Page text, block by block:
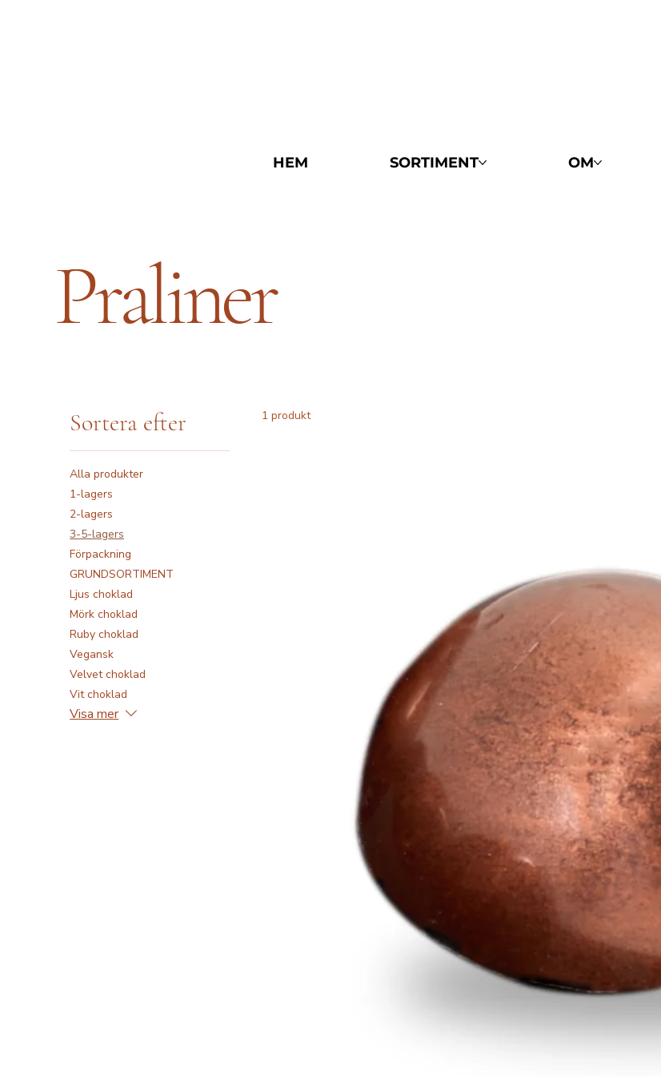
HEM SORTIMENT OM
Praliner
Sortera efter
Alla produkter
1-lagers
2-lagers
3-5-lagers
Förpackning
GRUNDSORTIMENT
Ljus choklad
Mörk choklad
Ruby choklad
Vegansk
Velvet choklad
Vit choklad
Visa mer
1 produkt